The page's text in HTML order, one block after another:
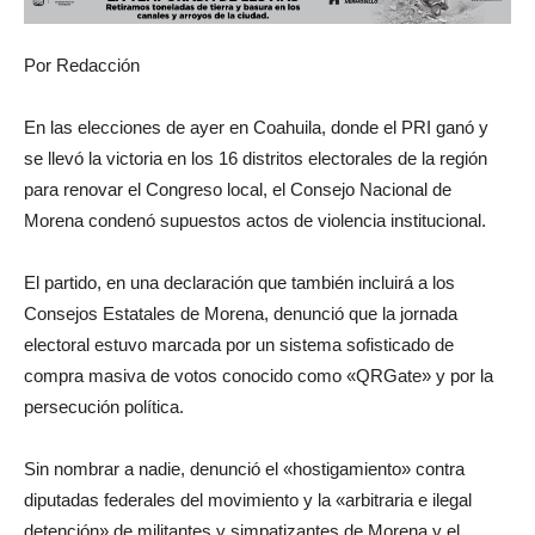
Por Redacción
En las elecciones de ayer en Coahuila, donde el PRI ganó y
se llevó la victoria en los 16 distritos electorales de la región
para renovar el Congreso local, el Consejo Nacional de
Morena condenó supuestos actos de violencia institucional.
El partido, en una declaración que también incluirá a los
Consejos Estatales de Morena, denunció que la jornada
electoral estuvo marcada por un sistema sofisticado de
compra masiva de votos conocido como «QRGate» y por la
persecución política.
Sin nombrar a nadie, denunció el «hostigamiento» contra
diputadas federales del movimiento y la «arbitraria e ilegal
detención» de militantes y simpatizantes de Morena y el